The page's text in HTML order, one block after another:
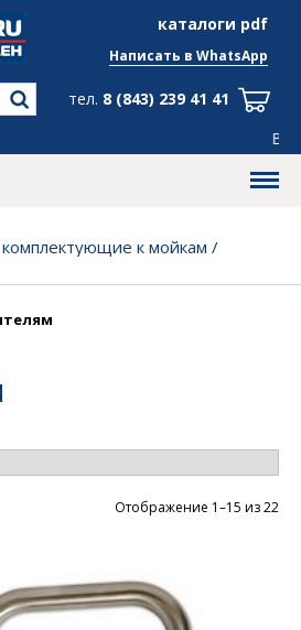
каталоги pdf
Все скидки в
Написать в WhatsApp
тел. 8 (843) 239 41 41
к мойкам /
Отображение 1–15 из 22